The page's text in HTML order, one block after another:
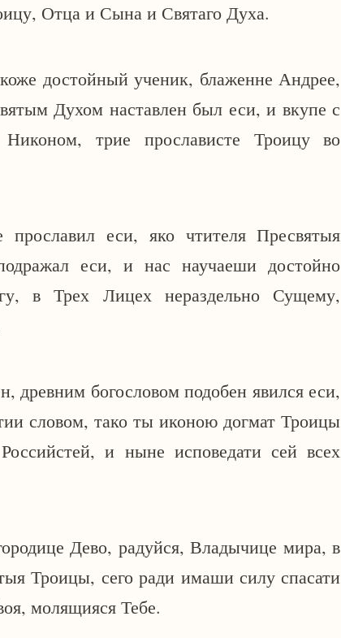
Отца и Сына и Святаго Духа.
достойный ученик, блаженне Андрее,
Духом наставлен был еси, и вкупе с
трие прослависте Троицу во
прославил еси, яко чтителя Пресвятыя
еси, и нас научаеши достойно
в Трех Лицех нераздельно Сущему,
древним богословом подобен явился еси,
словом, тако ты иконою догмат Троицы
и ныне исповедати сей всех
Дево, радуйся, Владычице мира, в
Троицы, сего ради имаши силу спасати
молящияся Тебе.